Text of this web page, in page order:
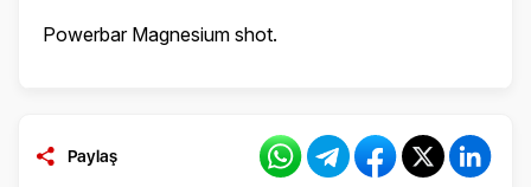
Powerbar Magnesium shot.
Paylaş